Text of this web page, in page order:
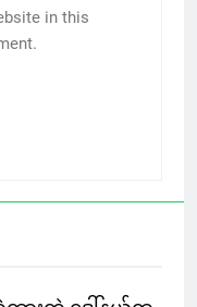
in this